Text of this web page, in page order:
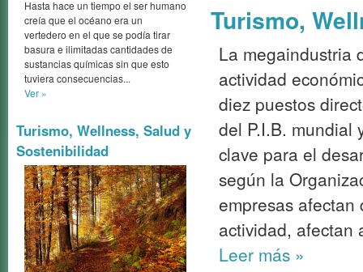
Hasta hace un tiempo el ser humano
creía que el océano era un
vertedero en el que se podía tirar
basura e ilimitadas cantidades de
sustancias químicas sin que esto
tuviera consecuencias...
Ver »
Turismo, Wellness, Salud y
Sostenibilidad
Turismo,
La megaindustria
actividad
diez puestos
del P.I.B. mundial
clave para el
según la
empresas
actividad, afectan
Leer más »